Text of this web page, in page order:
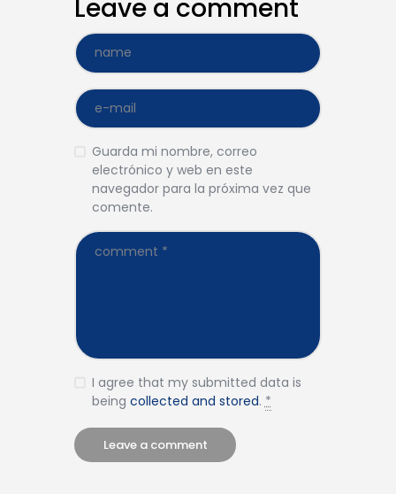
Leave a comment
Guarda mi nombre, correo
electrónico y web en este
navegador para la próxima vez que
comente.
I agree that my submitted data is
being collected and stored.*